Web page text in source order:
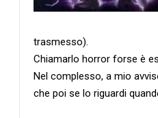
trasmesso).
Chiamarlo horror forse è
Nel complesso, a mio
che poi se lo riguardi